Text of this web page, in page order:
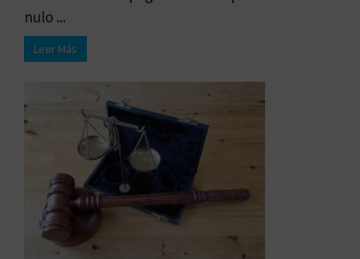
nulo ...
Leer Más